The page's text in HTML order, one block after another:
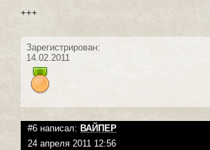
+++
Зарегистрирован:
14.02.2011
#6 написал: ВАЙПЕР
24 апреля 2011 12:56